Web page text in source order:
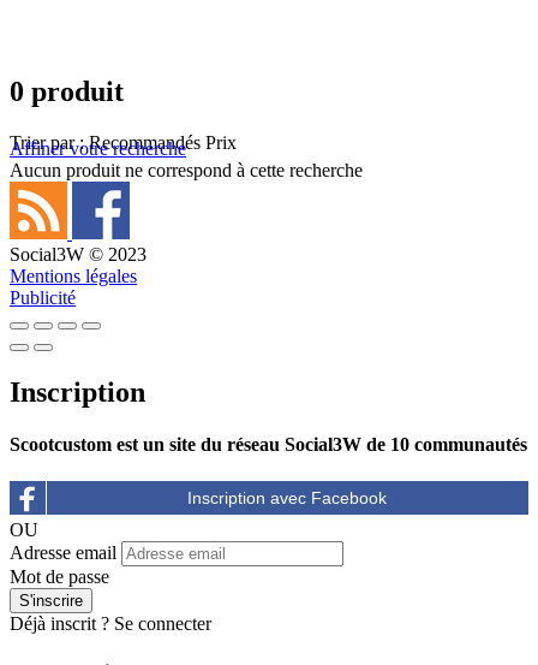
0 produit
Trier par : Recommandés Prix
Affiner votre recherche
Aucun produit ne correspond à cette recherche
Social3W © 2023
Mentions légales
Publicité
Inscription
Scootcustom est un site du réseau Social3W de 10 communautés
OU
Adresse email
Mot de passe
Déjà inscrit ? Se connecter